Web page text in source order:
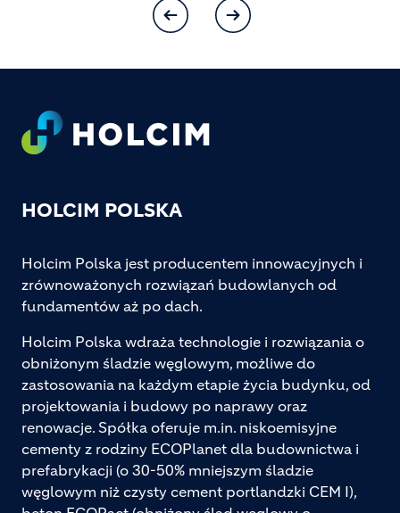
Footer
HOLCIM POLSKA
Holcim Polska jest producentem innowacyjnych i
zrównoważonych rozwiązań budowlanych od
fundamentów aż po dach.
Holcim Polska wdraża technologie i rozwiązania o
obniżonym śladzie węglowym, możliwe do
zastosowania na każdym etapie życia budynku, od
projektowania i budowy po naprawy oraz
renowacje. Spółka oferuje m.in. niskoemisyjne
cementy z rodziny ECOPlanet dla budownictwa i
prefabrykacji (o 30-50% mniejszym śladzie
węglowym niż czysty cement portlandzki CEM I),